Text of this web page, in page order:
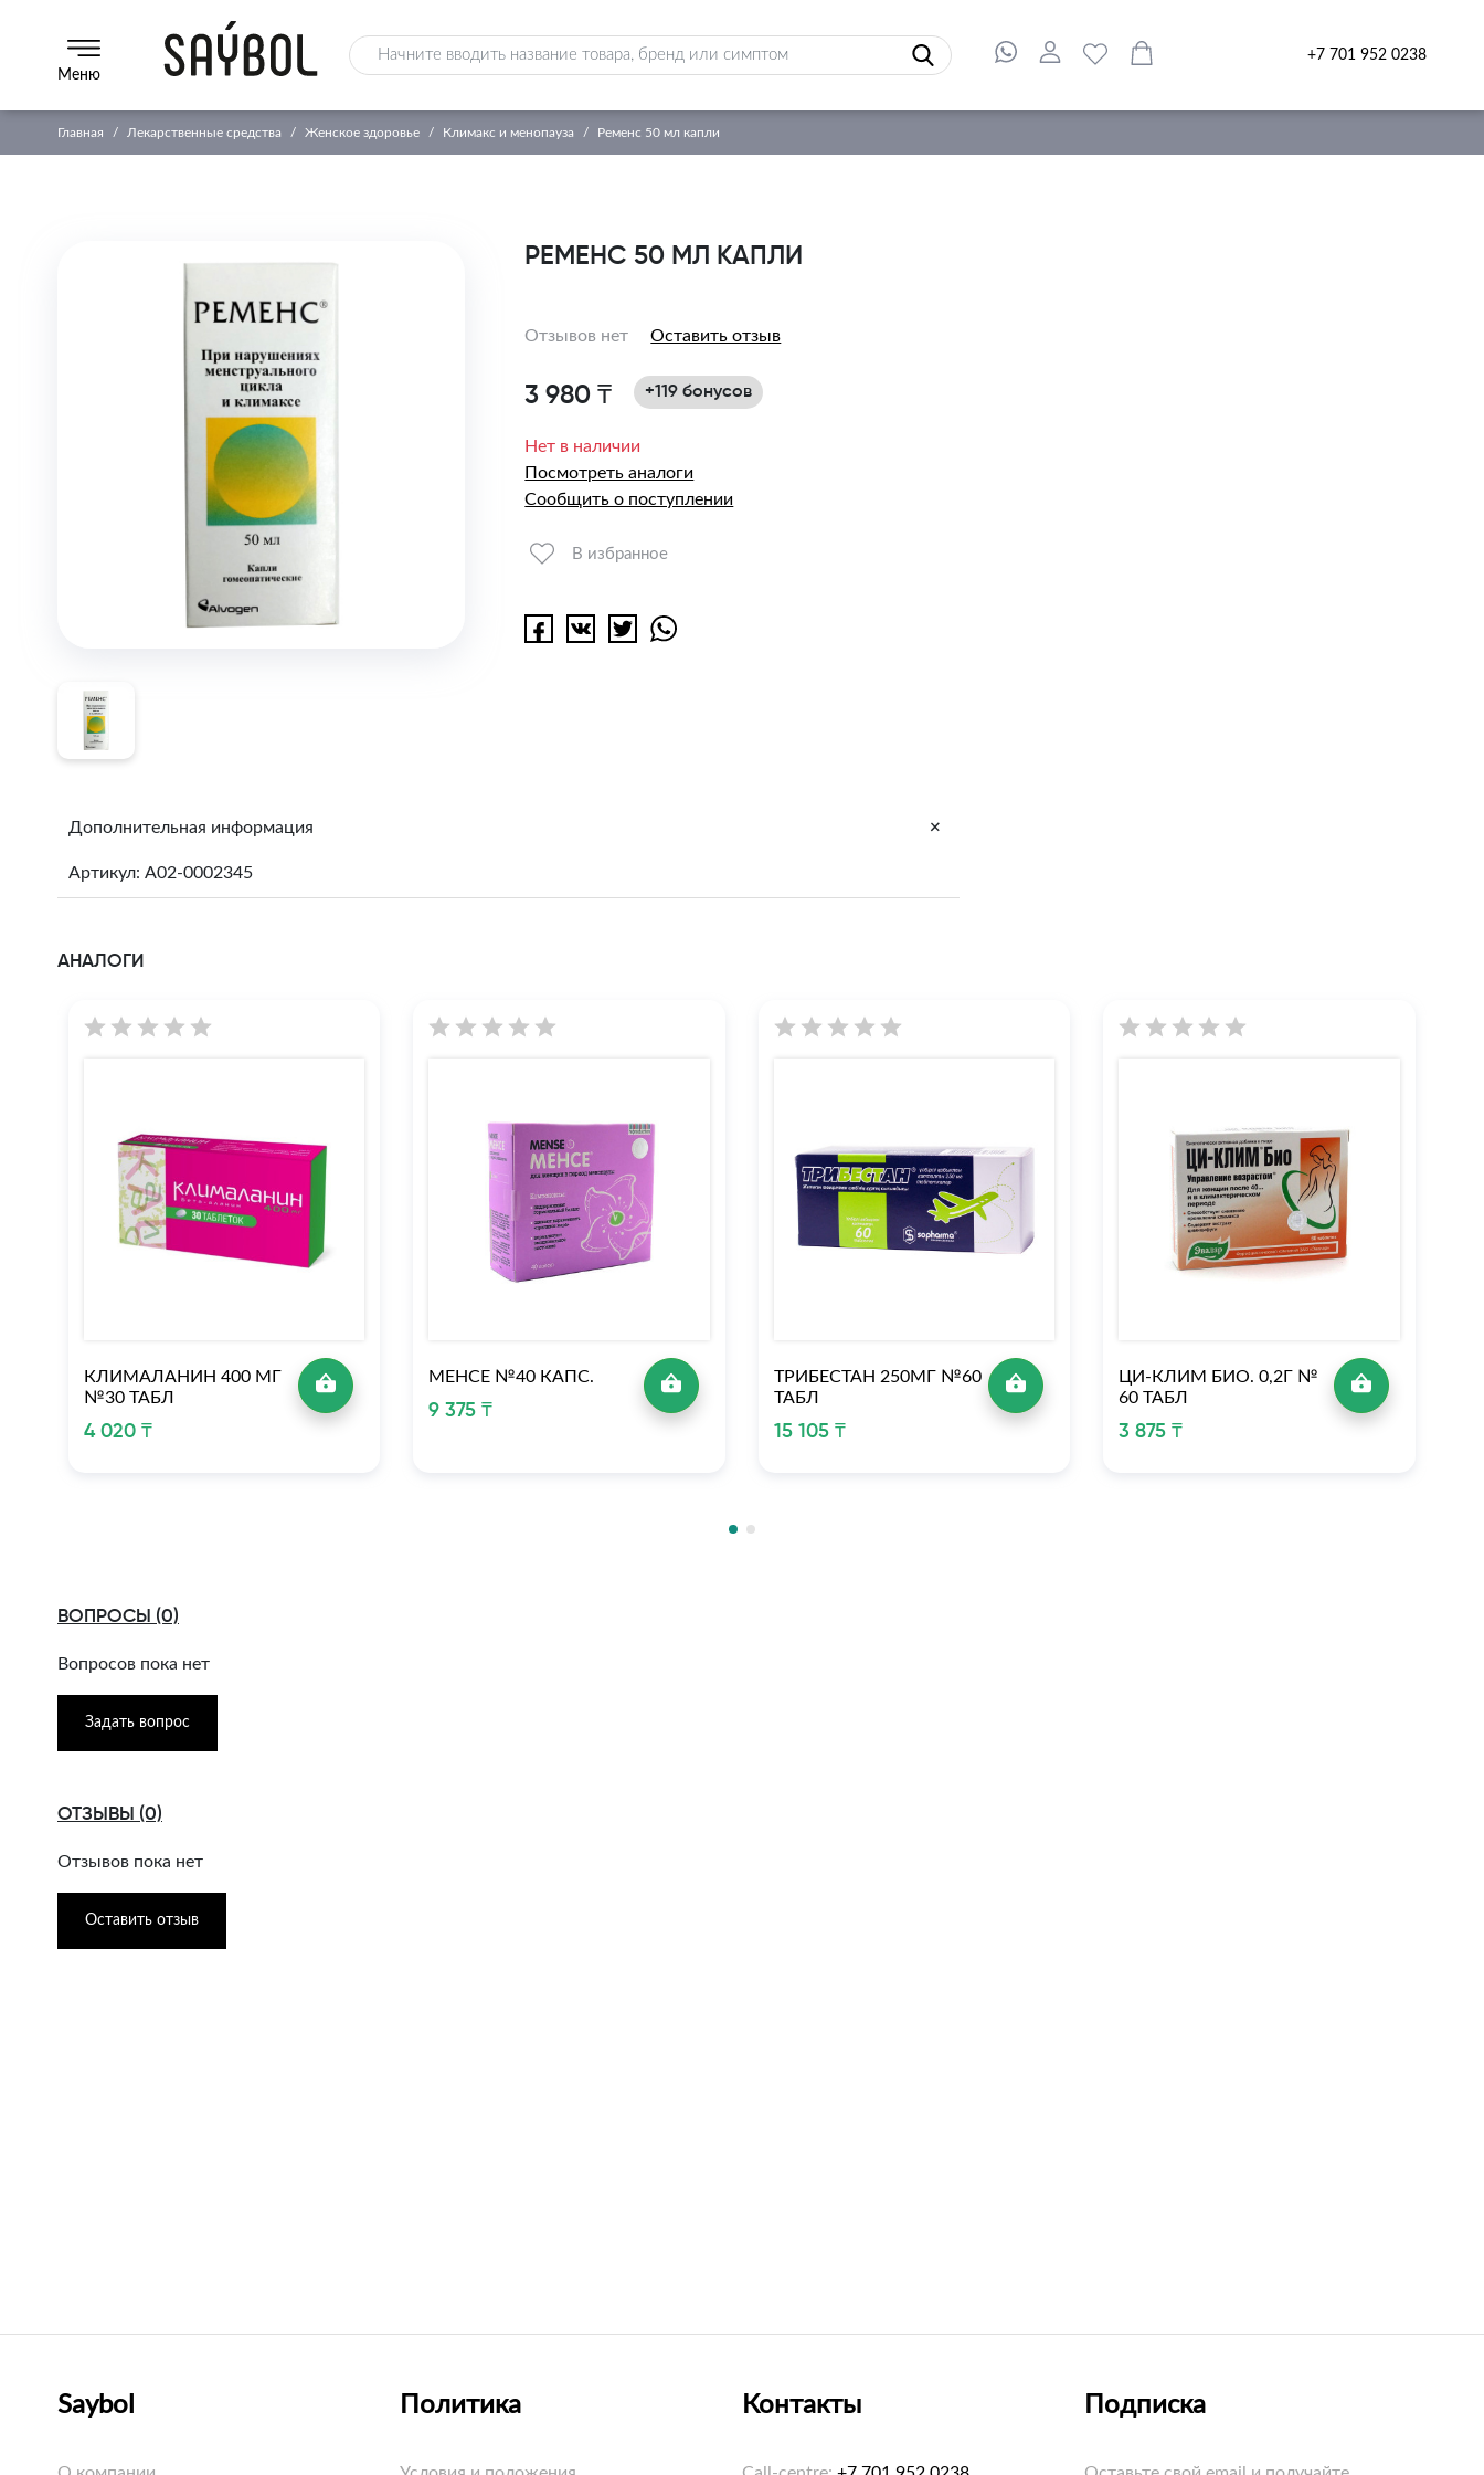
Меню
+7 701 952 0238
Главная Лекарственные средства Женское здоровье Климакс и менопауза Ременс 50 мл капли
РЕМЕНС 50 МЛ КАПЛИ
Отзывов нет Оставить отзыв
3 980 ₸ +119 бонусов
Нет в наличии
Посмотреть аналоги
Сообщить о поступлении
В избранное
Дополнительная информация +
Артикул: A02-0002345
АНАЛОГИ
КЛИМАЛАНИН 400 МГ
№30 ТАБЛ
4 020 ₸
МЕНСЕ №40 КАПС.
9 375 ₸
ТРИБЕСТАН 250МГ №60
ТАБЛ
15 105 ₸
ЦИ-КЛИМ БИО. 0,2Г №
60 ТАБЛ
3 875 ₸
ВОПРОСЫ (0)
Вопросов пока нет
Задать вопрос
ОТЗЫВЫ (0)
Отзывов пока нет
Оставить отзыв
Saybol Политика Контакты Подписка